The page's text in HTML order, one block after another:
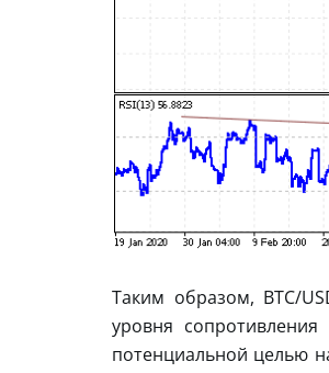
Таким образом, BTC/
уровня
потенциальной целью